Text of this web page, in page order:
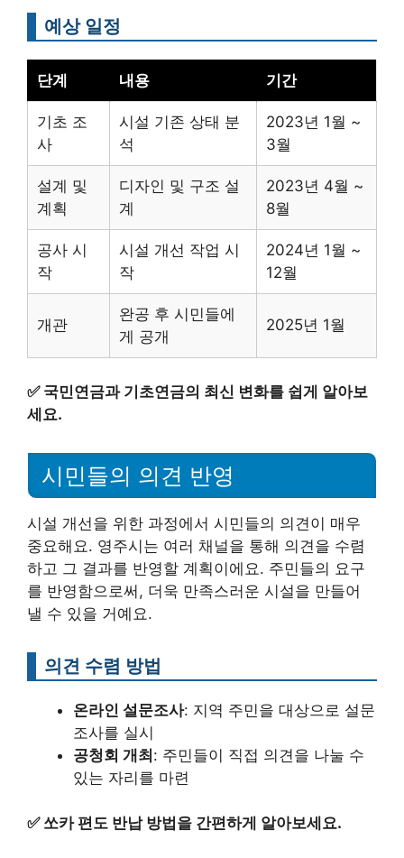
예상 일정
단계 내용 기간
기초 조
사
시설 기존 상태 분
석
2023년 1월 ~
3월
설계 및
계획
디자인 및 구조 설
계
2023년 4월 ~
8월
공사 시
작
시설 개선 작업 시
작
2024년 1월 ~
12월
개관
완공 후 시민들에
게 공개
2025년 1월
✅ 국민연금과 기초연금의 최신 변화를 쉽게 알아보
세요.
시민들의 의견 반영
시설 개선을 위한 과정에서 시민들의 의견이 매우
중요해요. 영주시는 여러 채널을 통해 의견을 수렴
하고 그 결과를 반영할 계획이에요. 주민들의 요구
를 반영함으로써, 더욱 만족스러운 시설을 만들어
낼 수 있을 거예요.
의견 수렴 방법
온라인 설문조사: 지역 주민을 대상으로 설문
조사를 실시
공청회 개최: 주민들이 직접 의견을 나눌 수
있는 자리를 마련
✅ 쏘카 편도 반납 방법을 간편하게 알아보세요.